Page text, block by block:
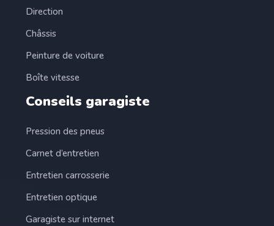
Direction
Châssis
Peinture de voiture
Boîte vitesse
Conseils garagiste
Pression des pneus
Carnet d’entretien
Entretien carrosserie
Entretien optique
Garagiste sur internet